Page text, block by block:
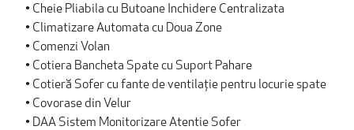
• Cheie Pliabila cu Butoane Inchidere Centralizata
• Climatizare Automata cu Doua Zone
• Comenzi Volan
• Cotiera Bancheta Spate cu Suport Pahare
• Cotieră Sofer cu fante de ventilație pentru locurie spate
• Covorase din Velur
• DAA Sistem Monitorizare Atentie Sofer